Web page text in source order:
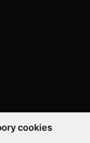
cookies